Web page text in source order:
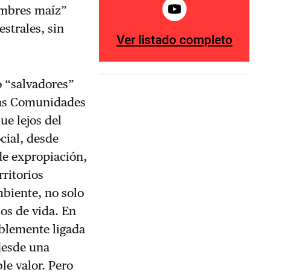
maíz”
sin
Comunidades
lejos del
desde
expropiación,
no solo
de vida. En
ligada
una
valor. Pero
Ver listado completo